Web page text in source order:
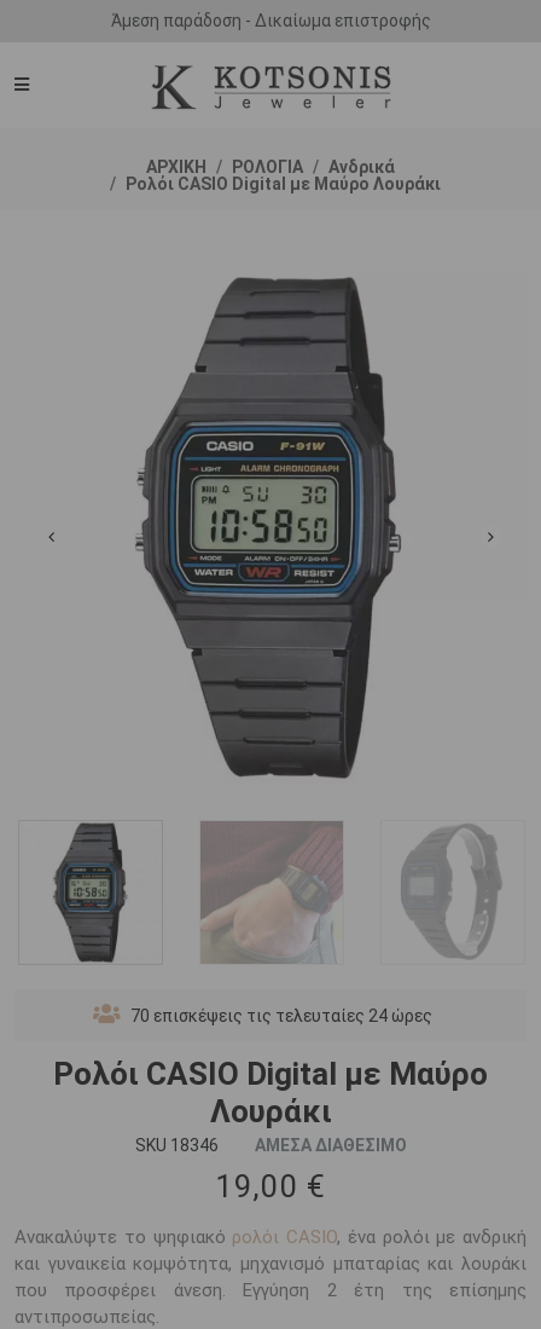
Άμεση παράδοση - Δικαίωμα επιστροφής
ΑΡΧΙΚΗ ΡΟΛΟΓΙΑ
Ανδρικά
Ρολόι CASIO Digital με Μαύρο Λουράκι
70 επισκέψεις τις τελευταίες 24 ώρες
Ρολόι CASIO Digital με Μαύρο
Λουράκι
SKU 18346 ΑΜΕΣΑ ΔΙΑΘΕΣΙΜΟ
19,00 €
Ανακαλύψτε το ψηφιακό ρολόι CASIO, ένα ρολόι με ανδρική
και γυναικεία κομψότητα, μηχανισμό μπαταρίας και λουράκι
που προσφέρει άνεση. Εγγύηση 2 έτη της επίσημης
αντιπροσωπείας.